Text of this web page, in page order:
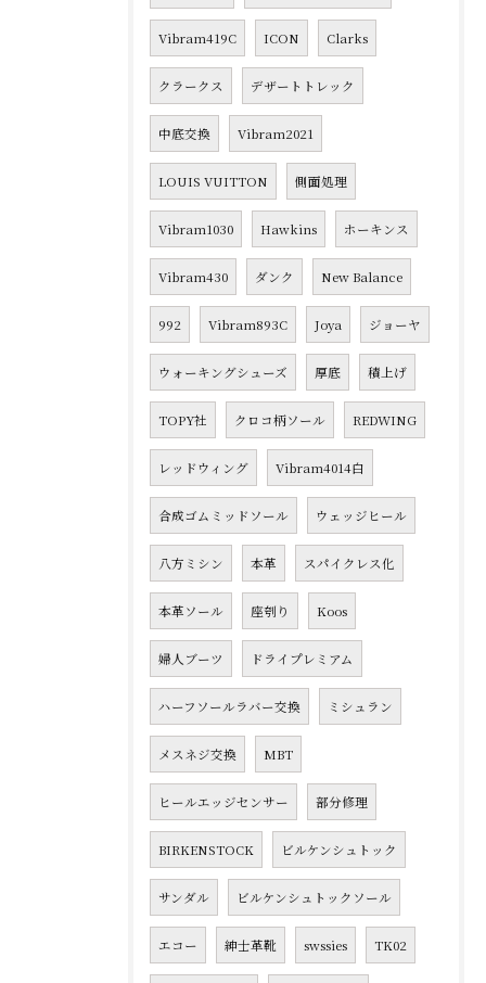
Vibram419C ICON Clarks
クラークス デザートトレック
中底交換 Vibram2021
LOUIS VUITTON 側面処理
Vibram1030 Hawkins ホーキンス
Vibram430 ダンク New Balance
992 Vibram893C Joya ジョーヤ
ウォーキングシューズ 厚底 積上げ
TOPY社 クロコ柄ソール REDWING
レッドウィング Vibram4014白
合成ゴムミッドソール ウェッジヒール
八方ミシン 本革 スパイクレス化
本革ソール 座刳り Koos
婦人ブーツ ドライプレミアム
ハーフソールラバー交換 ミシュラン
メスネジ交換 MBT
ヒールエッジセンサー 部分修理
BIRKENSTOCK ビルケンシュトック
サンダル ビルケンシュトックソール
エコー 紳士革靴 swssies TK02